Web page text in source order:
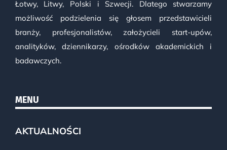
Łotwy, Litwy, Polski i Szwecji. Dlatego stwarzamy
możliwość podzielenia się głosem przedstawicieli
branży, profesjonalistów, założycieli start-upów,
analityków, dziennikarzy, ośrodków akademickich i
badawczych.
MENU
AKTUALNOŚCI